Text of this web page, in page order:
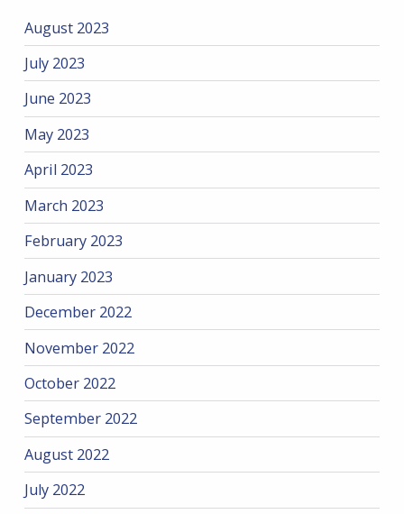
August 2023
July 2023
June 2023
May 2023
April 2023
March 2023
February 2023
January 2023
December 2022
November 2022
October 2022
September 2022
August 2022
July 2022